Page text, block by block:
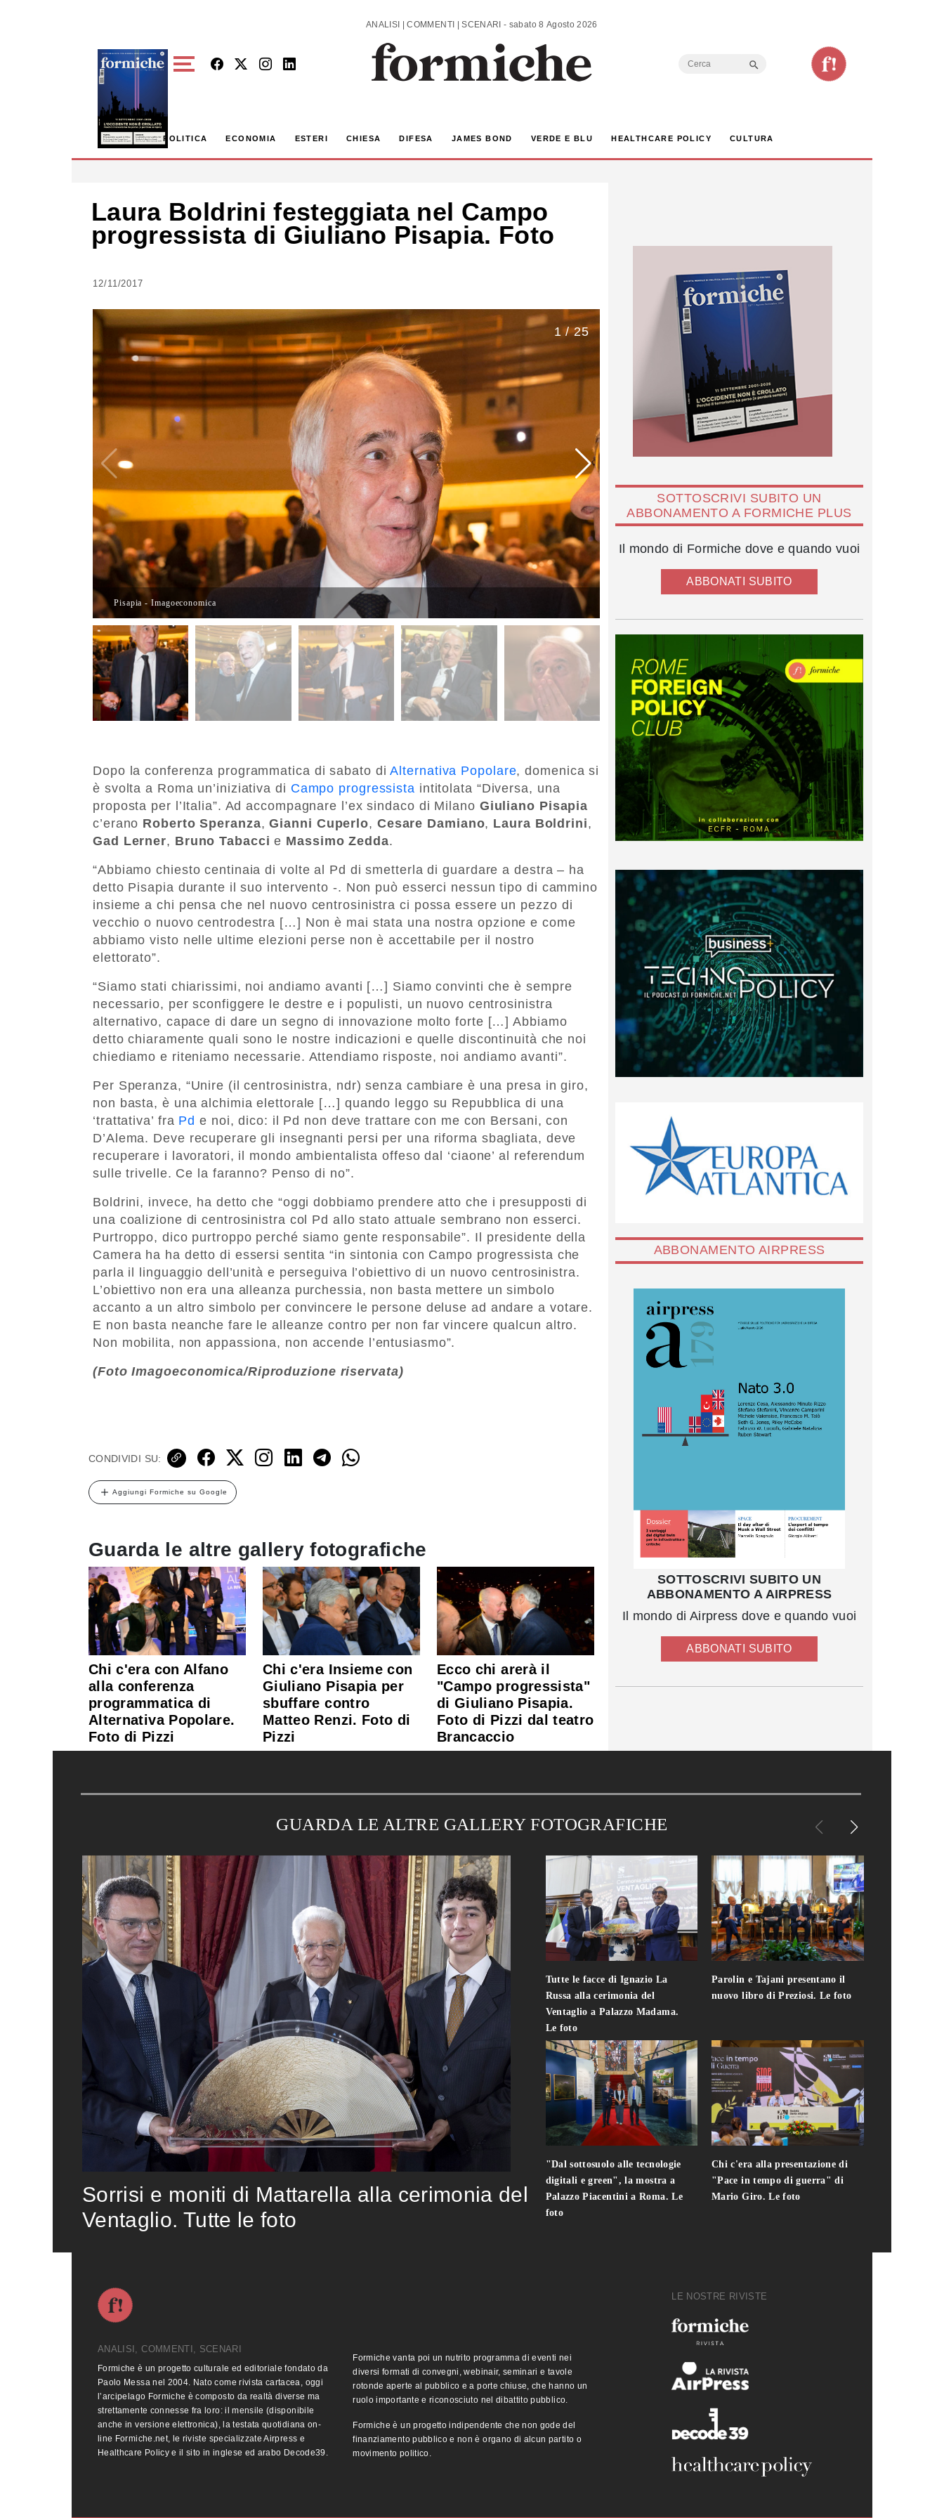
ANALISI | COMMENTI | SCENARI - sabato 8 Agosto 2026
Search
POLITICA ECONOMIA ESTERI CHIESA DIFESA JAMES BOND VERDE E BLU HEALTHCARE POLICY CULTURA
Laura Boldrini festeggiata nel Campo
progressista di Giuliano Pisapia. Foto
12/11/2017
1 / 25
Pisapia - Imagoeconomica
Dopo la conferenza programmatica di sabato diAlternativa Popolare, domenica si
è svolta a Roma un’iniziativa di Campo progressista intitolata “Diversa, una
proposta per l’Italia”. Ad accompagnare l’ex sindaco di Milano Giuliano Pisapia
c’erano Roberto Speranza,Gianni Cuperlo, Cesare Damiano, Laura Boldrini,
Gad Lerner, Bruno Tabacci e Massimo Zedda.
“Abbiamo chiesto centinaia di volte al Pd di smetterla di guardare a destra – ha
detto Pisapia durante il suo intervento -. Non può esserci nessun tipo di cammino
insieme a chi pensa che nel nuovo centrosinistra ci possa essere un pezzo di
vecchio o nuovo centrodestra […] Non è mai stata una nostra opzione e come
abbiamo visto nelle ultime elezioni perse non è accettabile per il nostro
elettorato”.
“Siamo stati chiarissimi, noi andiamo avanti […] Siamo convinti che è sempre
necessario, per sconfiggere le destre e i populisti, un nuovo centrosinistra
alternativo, capace di dare un segno di innovazione molto forte […] Abbiamo
detto chiaramente quali sono le nostre indicazioni e quelle discontinuità che noi
chiediamo e riteniamo necessarie. Attendiamo risposte, noi andiamo avanti”.
Per Speranza, “Unire (il centrosinistra, ndr) senza cambiare è una presa in giro,
non basta, è una alchimia elettorale […] quando leggo su Repubblica di una
‘trattativa’ fra Pd e noi, dico: il Pd non deve trattare con me con Bersani, con
D’Alema. Deve recuperare gli insegnanti persi per una riforma sbagliata, deve
recuperare i lavoratori, il mondo ambientalista offeso dal ‘ciaone’ al referendum
sulle trivelle. Ce la faranno? Penso di no”.
Boldrini, invece, ha detto che “oggi dobbiamo prendere atto che i presupposti di
una coalizione di centrosinistra col Pd allo stato attuale sembrano non esserci.
Purtroppo, dico purtroppo perché siamo gente responsabile”. Il presidente della
Camera ha ha detto di essersi sentita “in sintonia con Campo progressista che
parla il linguaggio dell’unità e perseguiva l’obiettivo di un nuovo centrosinistra.
L’obiettivo non era una alleanza purchessia, non basta mettere un simbolo
accanto a un altro simbolo per convincere le persone deluse ad andare a votare.
E non basta neanche fare le alleanze contro per non far vincere qualcun altro.
Non mobilita, non appassiona, non accende l’entusiasmo”.
(Foto Imagoeconomica/Riproduzione riservata)
CONDIVIDI SU:
Aggiungi Formiche su Google
Guarda le altre gallery fotografiche
Chi c'era con Alfano
alla conferenza
programmatica di
Alternativa Popolare.
Foto di Pizzi
Chi c'era Insieme con
Giuliano Pisapia per
sbuffare contro
Matteo Renzi. Foto di
Pizzi
Ecco chi arerà il
"Campo progressista"
di Giuliano Pisapia.
Foto di Pizzi dal teatro
Brancaccio
SOTTOSCRIVI SUBITO UN
ABBONAMENTO A FORMICHE PLUS
Il mondo di Formiche dove e quando vuoi
ABBONATI SUBITO
ABBONAMENTO AIRPRESS
SOTTOSCRIVI SUBITO UN
ABBONAMENTO A AIRPRESS
Il mondo di Airpress dove e quando vuoi
ABBONATI SUBITO
GUARDA LE ALTRE GALLERY FOTOGRAFICHE
Sorrisi e moniti di Mattarella alla cerimonia del
Ventaglio. Tutte le foto
Tutte le facce di Ignazio La
Russa alla cerimonia del
Ventaglio a Palazzo Madama.
Le foto
"Dal sottosuolo alle tecnologie
digitali e green", la mostra a
Palazzo Piacentini a Roma. Le
foto
Parolin e Tajani presentano il
nuovo libro di Preziosi. Le foto
Chi c'era alla presentazione di
"Pace in tempo di guerra" di
Mario Giro. Le foto
ANALISI, COMMENTI, SCENARI
Formiche è un progetto culturale ed editoriale fondato da
Paolo Messa nel 2004. Nato come rivista cartacea, oggi
l’arcipelago Formiche è composto da realtà diverse ma
strettamente connesse fra loro: il mensile (disponibile
anche in versione elettronica), la testata quotidiana on-
line Formiche.net, le riviste specializzate Airpress e
Healthcare Policy e il sito in inglese ed arabo Decode39.
Formiche vanta poi un nutrito programma di eventi nei
diversi formati di convegni, webinair, seminari e tavole
rotonde aperte al pubblico e a porte chiuse, che hanno un
ruolo importante e riconosciuto nel dibattito pubblico.
Formiche è un progetto indipendente che non gode del
finanziamento pubblico e non è organo di alcun partito o
movimento politico.
LE NOSTRE RIVISTE